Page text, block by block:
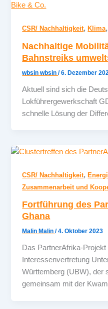
CSR/ Nachhaltigkeit,Klima
Nachhaltige
Bahnstreiks
wbsin wbsin/6. Dezember
Aktuell sind sich die
Lokführergewerkschaft
schnelle Lösung der
CSR/ Nachhaltigkeit,
Zusammenarbeit und
Fortführung des
Ghana
Malin Malin/4. Oktober 2023
Das PartnerAfrika-
Interessenvertretung
Württemberg (UBW), der
gemeinsam mit der